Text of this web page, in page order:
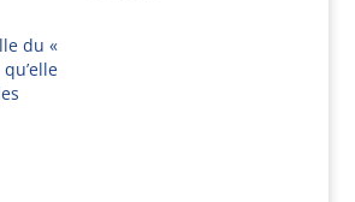
du «